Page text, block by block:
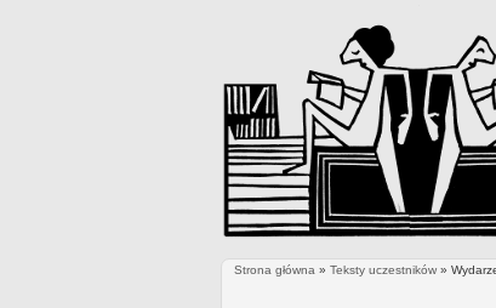
Strona główna » Teksty uczestników »